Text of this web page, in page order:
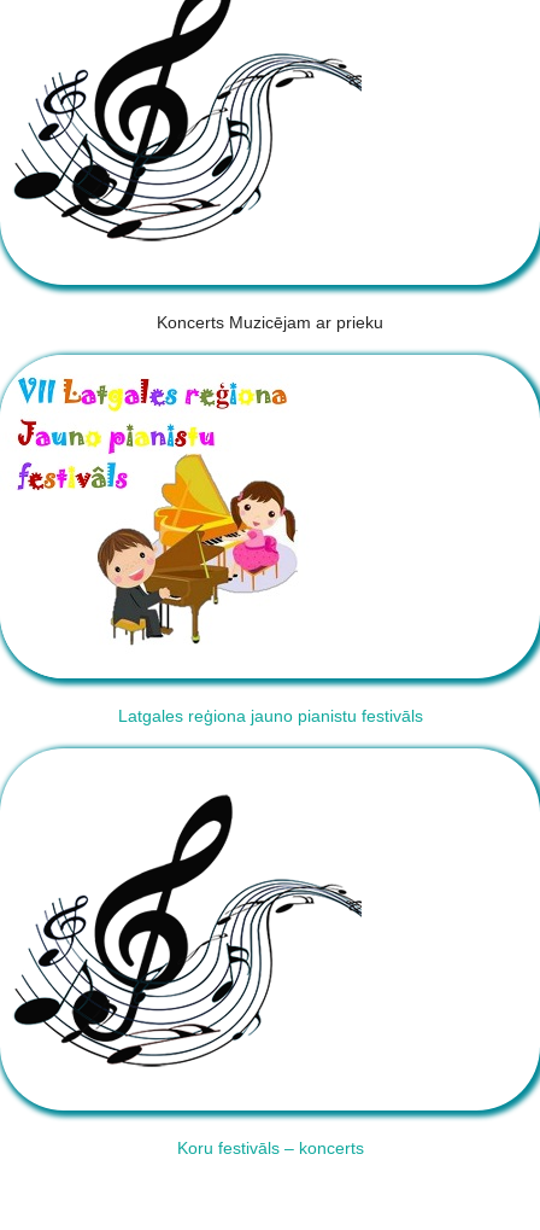
Koncerts Muzicējam ar prieku
Latgales reģiona jauno pianistu festivāls
Koru festivāls – koncerts